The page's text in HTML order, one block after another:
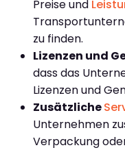
Preise und
zu finden.
Lizenzen und
dass das
Lizenzen und
Zusätzliche
Unternehmen
Verpackung